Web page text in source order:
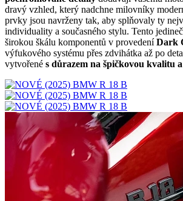
dravý vzhled, který nadchne milovníky
prvky jsou navrženy tak, aby splňovaly ty
individuality a současného stylu. Tento
širokou škálu komponentů v provedeníDark
výfukového systému přes zdvihátka až po
vytvořené s důrazem na špičkovou kvalitu